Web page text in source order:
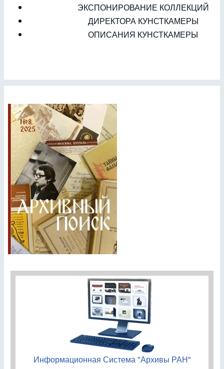
ЭКСПОНИРОВАНИЕ КОЛЛЕКЦИЙ
ДИРЕКТОРА КУНСТКАМЕРЫ
ОПИСАНИЯ КУНСТКАМЕРЫ
Информационная Система "Архивы РАН"